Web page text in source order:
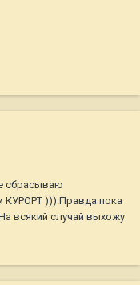
сбрасываю
))).Правда пока
всякий случай выхожу